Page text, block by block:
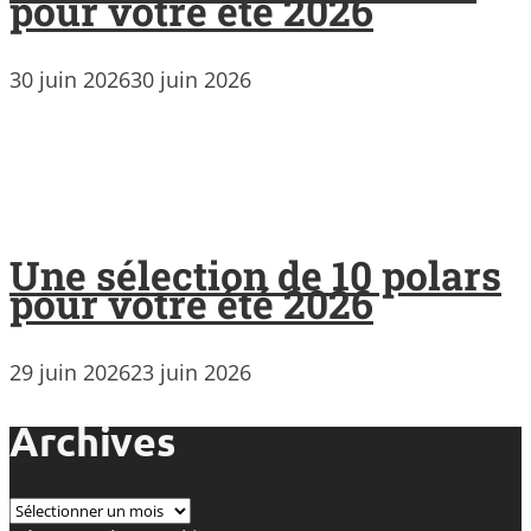
pour votre été 2026
30 juin 202630 juin 2026
Une sélection de 10 polars
pour votre été 2026
29 juin 202623 juin 2026
Archives
Archives